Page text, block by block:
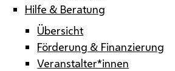
Hilfe & Beratung
Übersicht
Förderung & Finanzierung
Veranstalter*innen